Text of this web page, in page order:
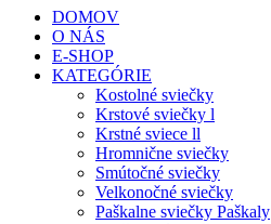
DOMOV
O NÁS
E-SHOP
KATEGÓRIE
Kostolné sviečky
Krstové sviečky l
Krstné sviece ll
Hromnične sviečky
Smútočné sviečky
Velkonočné sviečky
Paškalne sviečky Paškaly